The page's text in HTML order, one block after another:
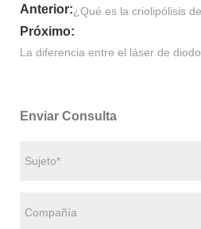
Anterior:¿Qué es la criolipólisis
Próximo:
La diferencia entre el láser de
Enviar Consulta